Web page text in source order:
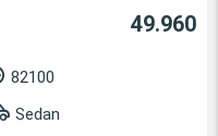
49.960
82100
Sedan